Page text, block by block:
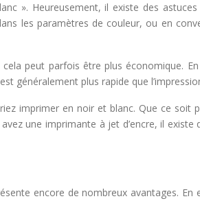
». Heureusement, il existe des
les paramètres de couleur, ou en
peut parfois être plus économique.
généralement plus rapide que
imprimer en noir et blanc. Que ce
une imprimante à jet d’encre, il
encore de nombreux avantages.